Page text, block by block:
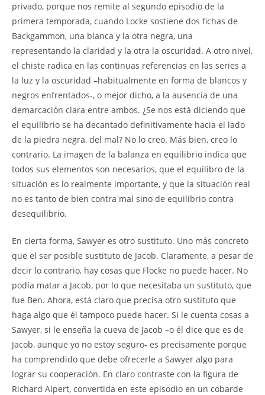
privado, porque nos remite al segundo episodio de la
primera temporada, cuando Locke sostiene dos fichas de
Backgammon, una blanca y la otra negra, una
representando la claridad y la otra la oscuridad. A otro nivel,
el chiste radica en las continuas referencias en las series a
la luz y la oscuridad –habitualmente en forma de blancos y
negros enfrentados-, o mejor dicho, a la ausencia de una
demarcación clara entre ambos. ¿Se nos está diciendo que
el equilibrio se ha decantado definitivamente hacia el lado
de la piedra negra, del mal? No lo creo. Más bien, creo lo
contrario. La imagen de la balanza en equilibrio indica que
todos sus elementos son necesarios, que el equilibro de la
situación es lo realmente importante, y que la situación real
no es tanto de bien contra mal sino de equilibrio contra
desequilibrio.
En cierta forma, Sawyer es otro sustituto. Uno más concreto
que el ser posible sustituto de Jacob. Claramente, a pesar de
decir lo contrario, hay cosas que Flocke no puede hacer. No
podía matar a Jacob, por lo que necesitaba un sustituto, que
fue Ben. Ahora, está claro que precisa otro sustituto que
haga algo que él tampoco puede hacer. Si le cuenta cosas a
Sawyer, si le enseña la cueva de Jacob –o él dice que es de
Jacob, aunque yo no estoy seguro- es precisamente porque
ha comprendido que debe ofrecerle a Sawyer algo para
lograr su cooperación. En claro contraste con la figura de
Richard Alpert, convertida en este episodio en un cobarde